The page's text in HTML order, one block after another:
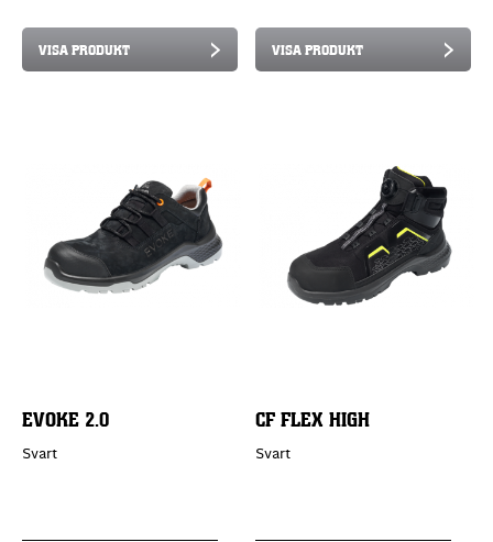
VISA PRODUKT VISA PRODUKT
EVOKE 2.0
Svart
CF FLEX HIGH
Svart